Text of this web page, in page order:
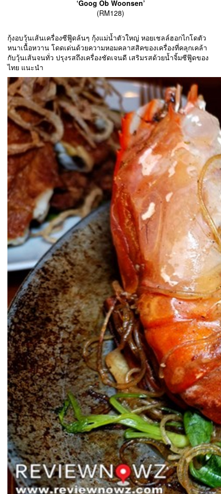
‘Goog Ob Woonsen’
กุ้งอบวุ้นเส้นเครื่องซีฟู๊ดล้นๆ กุ้งแม่น้ำตัวใหญ่ หอยเชลล์ฮอกไกโดตัว
หนาเนื้อหวาน โดดเด่นด้วยความหอมคลาสสิคของเครื่องที่คลุกเคล้า
กับวุ้นเส้นจนทั่ว ปรุงรสถึงเครื่องชัดเจนดี เสริมรสด้วยน้ำจิ้มซีฟู๊ดของ
ไทย แนะนำ